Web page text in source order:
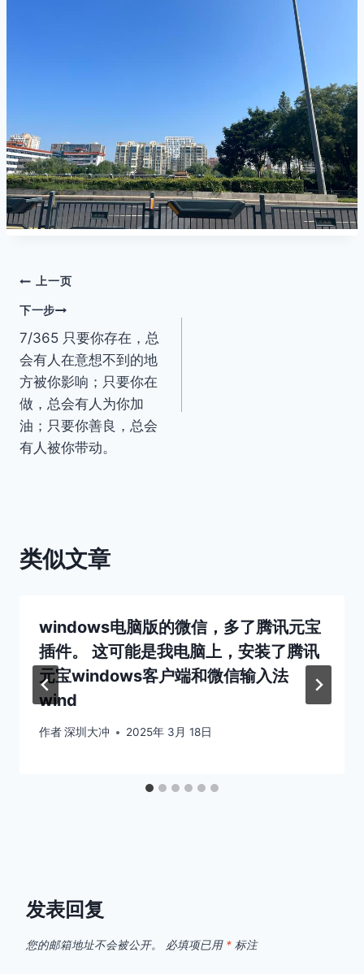
文
章
导
航
上一页
下一步
7/365 只要你存在，总
会有人在意想不到的地
方被你影响；只要你在
做，总会有人为你加
油；只要你善良，总会
有人被你带动。
类似文章
windows电脑版的微信，多了腾讯元宝
插件。 这可能是我电脑上，安装了腾讯
元宝windows客户端和微信输入法
wind
作者深圳大冲 2025年 3月 18日
发表回复
您的邮箱地址不会被公开。 必填项已用 * 标注